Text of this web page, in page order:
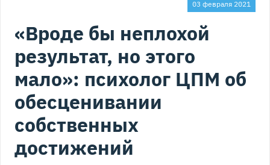
03 февраля 2021
«Вроде бы неплохой
результат, но этого
мало»: психолог ЦПМ об
обесценивании
собственных
достижений